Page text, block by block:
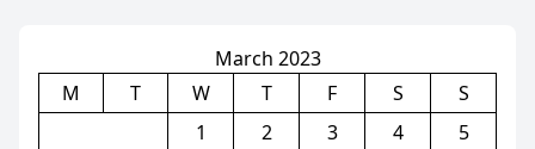
March 2023
M
T W T F S
S
1
2 3 4
5